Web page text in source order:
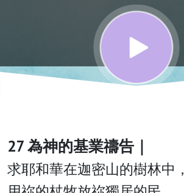
文的靈
修與禱
27 為神的基業禱告｜
求耶和華在迦密山的樹林中，